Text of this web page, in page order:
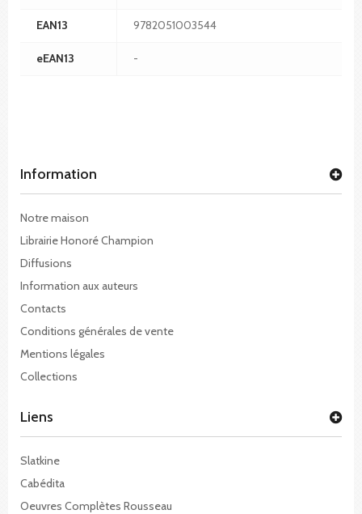
EAN13 9782051003544
eEAN13 -
Information
Notre maison
Librairie Honoré Champion
Diffusions
Information aux auteurs
Contacts
Conditions générales de vente
Mentions légales
Collections
Liens
Slatkine
Cabédita
Oeuvres Complètes Rousseau